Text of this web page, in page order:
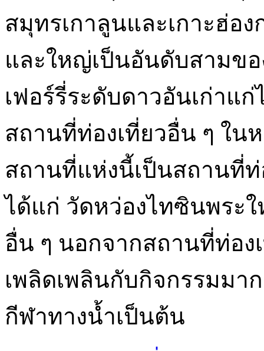
สมุทรเกาลูนและเกาะฮ่อ
และใหญ่เป็นอันดับสามขอ
เฟอร์รี่ระดับดาวอันเก่าแ
สถานที่ท่องเที่ยวอื่น ๆ ใน
สถานที่แห่งนี้เป็นสถานที่
ได้แก่ วัดหว่องไทซินพร
อื่น ๆ นอกจากสถานที่ท่อ
เพลิดเพลินกับกิจกรรมมา
กีฬาทางน้ำเป็นต้น